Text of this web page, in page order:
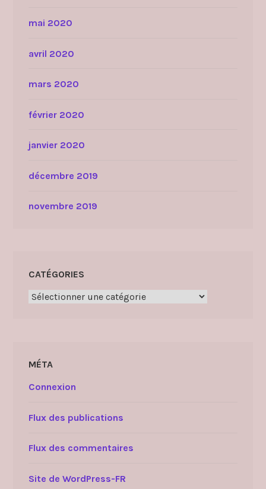
mai 2020
avril 2020
mars 2020
février 2020
janvier 2020
décembre 2019
novembre 2019
CATÉGORIES
Catégories
MÉTA
Connexion
Flux des publications
Flux des commentaires
Site de WordPress-FR